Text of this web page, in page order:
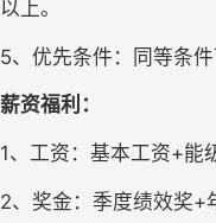
以上。
5、优先条件：同等条
薪资福利 ：
1、工资：基本工资+能
2、奖金：季度绩效奖+